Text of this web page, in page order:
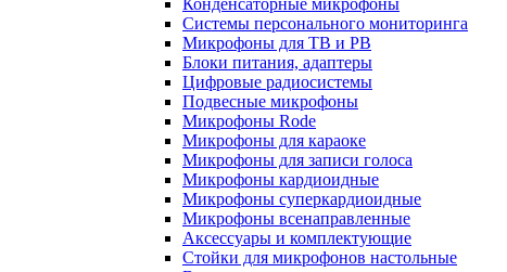
Конденсаторные микрофоны
Системы персонального мониторинга
Микрофоны для ТВ и РВ
Блоки питания, адаптеры
Цифровые радиосистемы
Подвесные микрофоны
Микрофоны Rode
Микрофоны для караоке
Микрофоны для записи голоса
Микрофоны кардиоидные
Микрофоны суперкардиоидные
Микрофоны всенаправленные
Аксессуары и комплектующие
Стойки для микрофонов настольные